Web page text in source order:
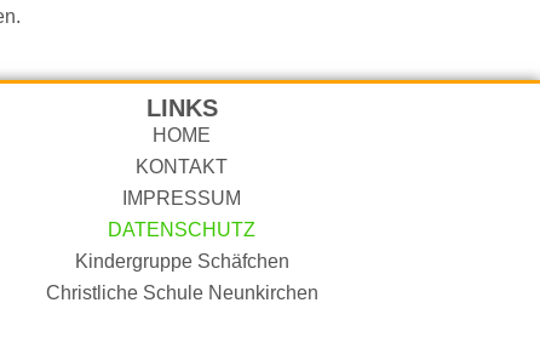
LINKS
HOME
KONTAKT
IMPRESSUM
DATENSCHUTZ
Kindergruppe Schäfchen
Christliche Schule Neunkirchen